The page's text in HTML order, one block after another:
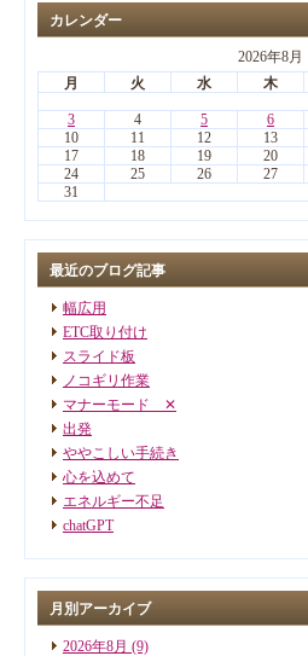
カレンダー
2026年8月
月
火 水 木
3
4 5 6
10
11 12 13
17
18 19 20
24
25 26 27
31
最近のブログ記事
幅広用
ETC取り付け
スライド板
ノコギリ作業
マナーモード ✕
出発
ややこしい手続き
心を込めて
エネルギー不足
chatGPT
月別アーカイブ
2026年8月 (9)